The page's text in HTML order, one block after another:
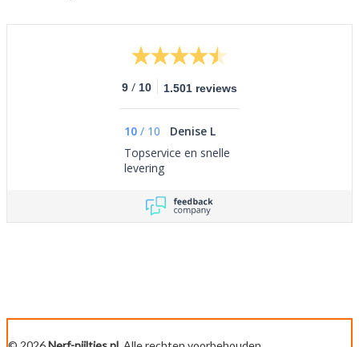
9 / 10 1.501 reviews
10 / 10
Denise L
Topservice en snelle
levering